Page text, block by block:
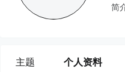
简
主题 个人资料